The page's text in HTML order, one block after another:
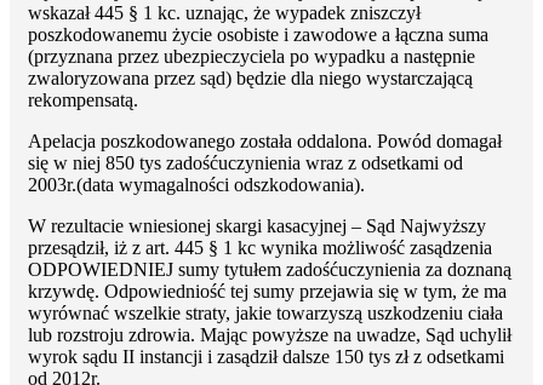
wskazał 445 § 1 kc. uznając, że wypadek zniszczył
poszkodowanemu życie osobiste i zawodowe a łączna suma
(przyznana przez ubezpieczyciela po wypadku a następnie
zwaloryzowana przez sąd) będzie dla niego wystarczającą
rekompensatą.
Apelacja poszkodowanego została oddalona. Powód domagał
się w niej 850 tys zadośćuczynienia wraz z odsetkami od
2003r.(data wymagalności odszkodowania).
W rezultacie wniesionej skargi kasacyjnej – Sąd Najwyższy
przesądził, iż z art. 445 § 1 kc wynika możliwość zasądzenia
ODPOWIEDNIEJ sumy tytułem zadośćuczynienia za doznaną
krzywdę. Odpowiedniość tej sumy przejawia się w tym, że ma
wyrównać wszelkie straty, jakie towarzyszą uszkodzeniu ciała
lub rozstroju zdrowia. Mając powyższe na uwadze, Sąd uchylił
wyrok sądu II instancji i zasądził dalsze 150 tys zł z odsetkami
od 2012r.